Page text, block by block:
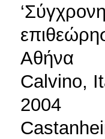
Αθήνα
Calvino,
2004